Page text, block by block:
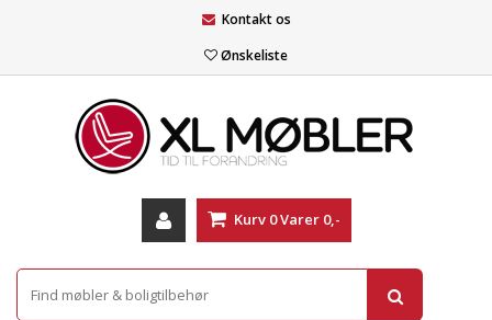
Kontakt os
Ønskeliste
Kurv 0Varer 0,-